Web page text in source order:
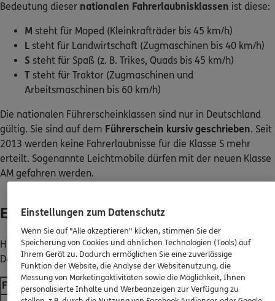
Bedeutung dieser nationalen Fahrerlaubnisklassen ist diese:
M steht für Moped (Kleinkrafträder bis 45 km/h)
L steht für Landwirtschaft (Zugmaschinen bis 40 km/h)
S steht für Spaß (z. B. Trikes, Quads bis 45 km/h)
T steht für Traktor (Zugmaschinen und
Arbeitsmaschinen bis 60 km/h)
Die nationalen Führerscheinklassen sind nur in Deutschland
gültig. Sie sind auf dem Führerschein kursiv geschrieben. Seit
2013 werden keine Fahrerlaubnisse für die Klasse S mehr
erteilt. Sogenannte Leichtmobile dürfen mit der neuen Klasse
AM gefahren werden.
Erläuterung zu Führerscheinklassen
Hier eine grobe Übersicht über die Führerscheinklassen in
Deutschland:
Führerscheinklasse Kurzbeschreibung
Einstellungen zum Datenschutz
Wenn Sie auf "Alle akzeptieren" klicken, stimmen Sie der
Speicherung von Cookies und ähnlichen Technologien (Tools) auf
Ihrem Gerät zu. Dadurch ermöglichen Sie eine zuverlässige
Funktion der Website, die Analyse der Websitenutzung, die
Messung von Marketingaktivitäten sowie die Möglichkeit, Ihnen
personalisierte Inhalte und Werbeanzeigen zur Verfügung zu